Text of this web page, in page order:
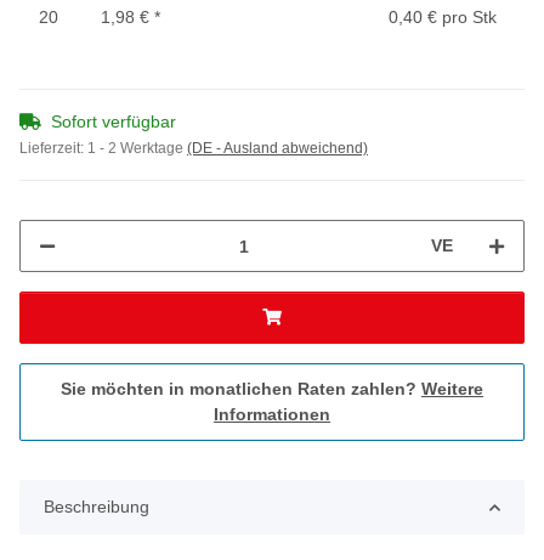
20 1,98 € * 0,40 € pro Stk
Sofort verfügbar
Lieferzeit: 1 - 2 Werktage (DE - Ausland abweichend)
VE
Sie möchten in monatlichen Raten zahlen? Weitere
Informationen
Beschreibung